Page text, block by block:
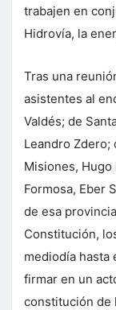
trabajen en
Hidrovía, la
Tras una
asistentes al
Valdés; de
Leandro Zdero;
Misiones, Hugo
Formosa, Eber
de esa
Constitución,
mediodía hasta
firmar en un
constitución de